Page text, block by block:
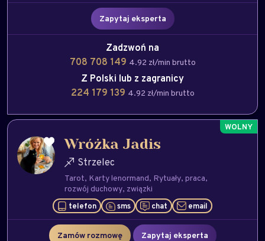
Zapytaj eksperta
Zadzwoń na
708 708 149 4.92 zł/min brutto
Z Polski lub z zagranicy
224 179 139 4.92 zł/min brutto
Wróżka Jadis
Strzelec
Tarot Karty lenormand Rytuały praca
rozwój duchowy związki
telefon sms chat email
Zamów rozmowę Zapytaj eksperta